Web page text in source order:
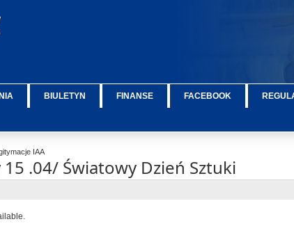
BIULETYN FINANSE FACEBOOK
IAA
.04/ Światowy Dzień Sztuki